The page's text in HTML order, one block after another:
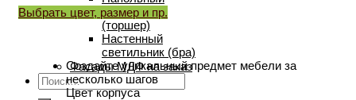
светильник
(торшер)
Настенный
светильник (бра)
Фасады МДФ на заказ
Искать:
Выбрать цвет, размер и пр.
Создайте уникальный предмет мебели за
несколько шагов
Цвет корпуса